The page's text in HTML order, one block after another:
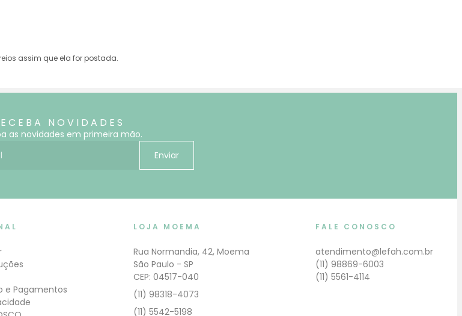
assim que ela for postada.
NOVIDADES
as novidades em primeira mão.
Enviar
e Pagamentos
LOJA MOEMA
Rua Normandia, 42, Moema
São Paulo - SP
CEP: 04517-040
(11) 98318-4073
(11) 5542-5198
FALE CONOSCO
atendimento@lefah.com.br
(11) 98869-6003
(11) 5561-4114